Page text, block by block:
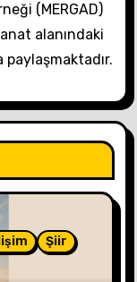
(MERGAD)
alanındaki
paylaşmaktadır.
Şiir